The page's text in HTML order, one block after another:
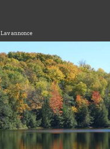
Lav annonce